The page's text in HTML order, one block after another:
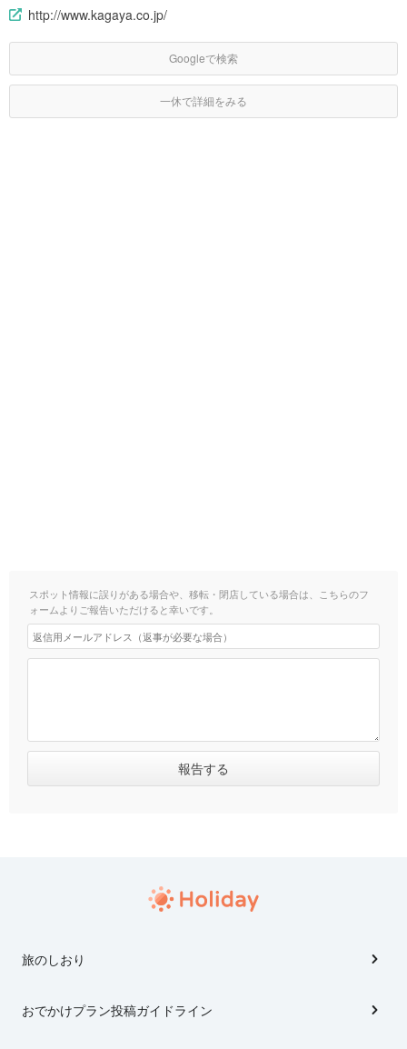
http://www.kagaya.co.jp/
Googleで検索
一休で詳細をみる
スポット情報に誤りがある場合や、移転・閉店している場合は、こちらのフ
ォームよりご報告いただけると幸いです。
旅のしおり
おでかけプラン投稿ガイドライン